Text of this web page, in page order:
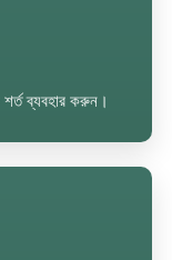
ব্যবহার করুন।